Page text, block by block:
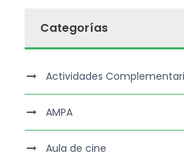
Categorías
Actividades
AMPA
Aula de cine